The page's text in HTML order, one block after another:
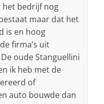
het bedrijf nog
maar dat het
is en hoog
firma’s uit
oude Stanguellini
ik heb met de
of
auto bouwde dan